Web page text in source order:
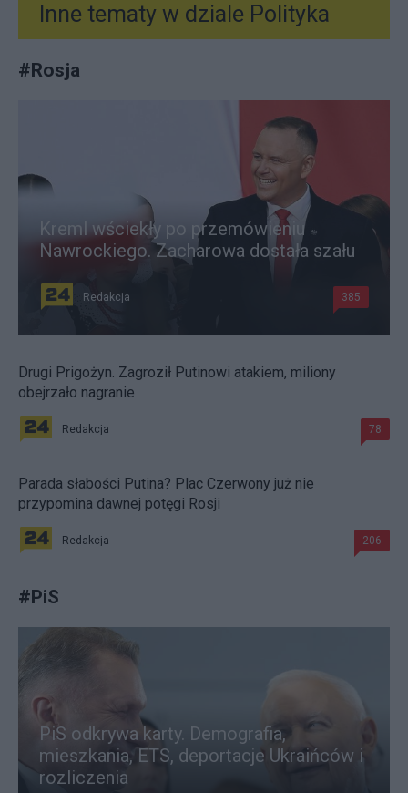
Inne tematy w dziale Polityka
#Rosja
Kreml wściekły po przemówieniu
Nawrockiego. Zacharowa dostała szału
Redakcja 385
Drugi Prigożyn. Zagroził Putinowi atakiem, miliony
obejrzało nagranie
Redakcja 78
Parada słabości Putina? Plac Czerwony już nie
przypomina dawnej potęgi Rosji
Redakcja 206
#PiS
PiS odkrywa karty. Demografia,
mieszkania, ETS, deportacje Ukraińców i
rozliczenia